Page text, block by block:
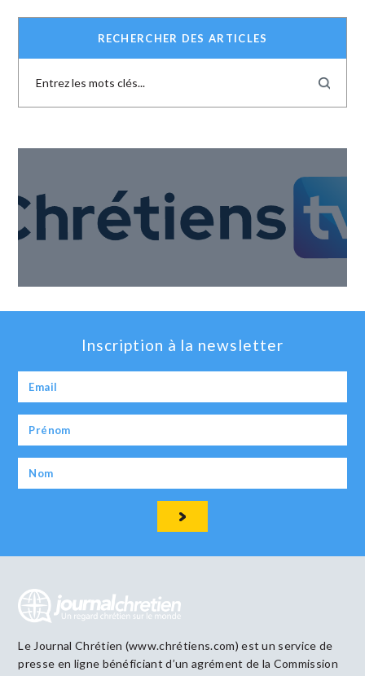
RECHERCHER DES ARTICLES
Inscription à la newsletter
Le Journal Chrétien (www.chrétiens.com) est un service de
presse en ligne bénéficiant d’un agrément de la Commission